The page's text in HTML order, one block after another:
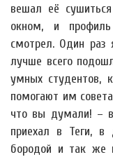
вешал её
окном, и профиль
смотрел. Один
лучше всего
умных студентов,
помогают им
что вы думали! –
приехал в Теги,
бородой и так же